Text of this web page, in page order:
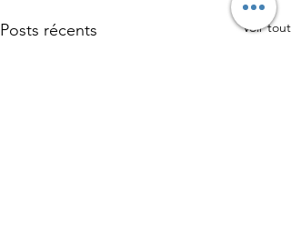
Posts récents Voir tout